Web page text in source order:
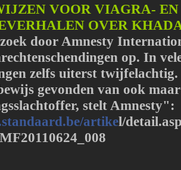
VOOR VIAGRA- EN
OVER
door Amnesty
op. In
zelfs uiterst
gevonden van ook
stelt Amnesty":
artikel/